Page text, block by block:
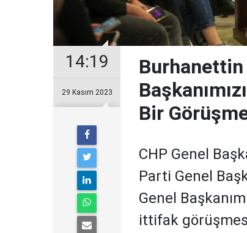
14:19
29 Kasım 2023
Burhanettin
Bir
CHP Genel
Parti Genel
Genel
ittifak